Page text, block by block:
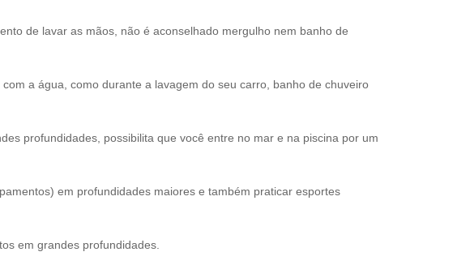
de lavar as mãos, não é aconselhado mergulho nem banho de
a água, como durante a lavagem do seu carro, banho de chuveiro
profundidades, possibilita que você entre no mar e na piscina por um
em profundidades maiores e também praticar esportes
em grandes profundidades.